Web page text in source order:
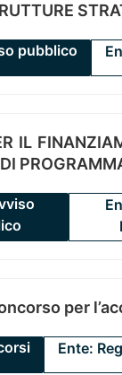
pubblico
IL
per
Ente: